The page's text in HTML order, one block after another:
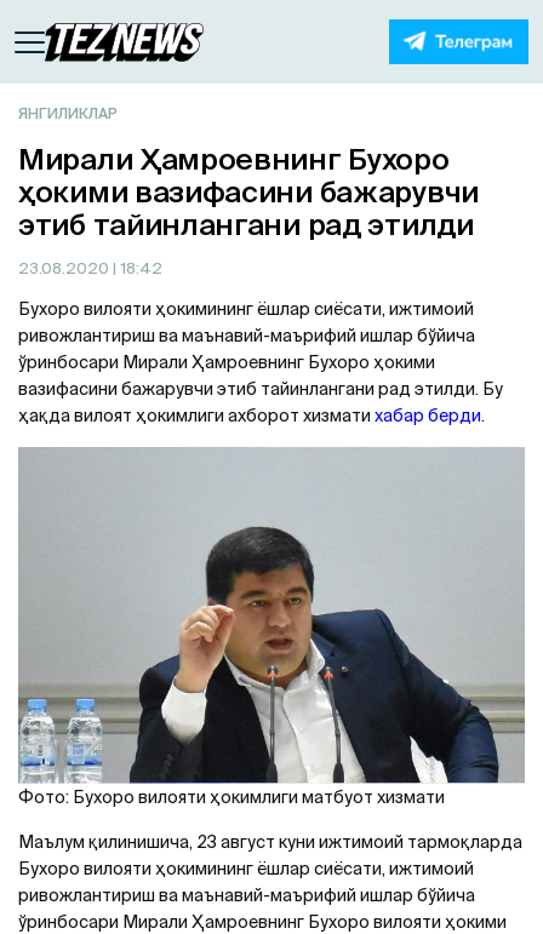
ЯНГИЛИКЛАР
Мирали Ҳамроевнинг Бухоро
ҳокими вазифасини бажарувчи
этиб тайинлангани рад этилди
23.08.2020 | 18:42
Бухоро вилояти ҳокимининг ёшлар сиёсати, ижтимоий
ривожлантириш ва маънавий-маърифий ишлар бўйича
ўринбосари Мирали Ҳамроевнинг Бухоро ҳокими
вазифасини бажарувчи этиб тайинлангани рад этилди. Бу
ҳақда вилоят ҳокимлиги ахборот хизмати хабар берди.
Фото: Бухоро вилояти ҳокимлиги матбуот хизмати
Маълум қилинишича, 23 август куни ижтимоий тармоқларда
Бухоро вилояти ҳокимининг ёшлар сиёсати, ижтимоий
ривожлантириш ва маънавий-маърифий ишлар бўйича
ўринбосари Мирали Ҳамроевнинг Бухоро вилояти ҳокими